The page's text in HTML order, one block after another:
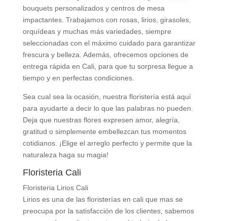
bouquets personalizados y centros de mesa
impactantes. Trabajamos con rosas, lirios, girasoles,
orquídeas y muchas más variedades, siempre
seleccionadas con el máximo cuidado para garantizar
frescura y belleza. Además, ofrecemos opciones de
entrega rápida en Cali, para que tu sorpresa llegue a
tiempo y en perfectas condiciones.
Sea cual sea la ocasión, nuestra floristería está aquí
para ayudarte a decir lo que las palabras no pueden.
Deja que nuestras flores expresen amor, alegría,
gratitud o simplemente embellezcan tus momentos
cotidianos. ¡Elige el arreglo perfecto y permite que la
naturaleza haga su magia!
Floristeria Cali
Floristeria Lirios Cali
Lirios es una de las floristerías en cali que mas se
preocupa por la satisfacción de los clientes, sabemos